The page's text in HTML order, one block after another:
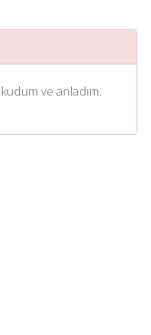
ve anladım.